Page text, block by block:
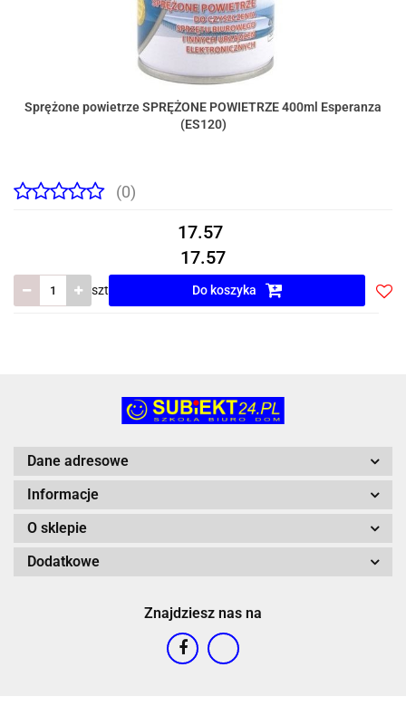
Sprężone powietrze SPRĘŻONE POWIETRZE 400ml Esperanza
(ES120)
(0)
17.57
17.57
szt Do koszyka
Dane adresowe
Informacje
O sklepie
Dodatkowe
Znajdziesz nas na